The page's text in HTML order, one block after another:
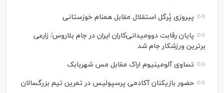
پیروزی پُرگل استقلال مقابل همنام خوزستانی
پایان رقابت دوومیدانی‌کاران ایران در جام بلاروس/ زارعی
برترین ورزشکار جام شد
تساوی آلومینیوم اراک مقابل مس شهربابک
حضور بازیکنان آکادمی پرسپولیس در تمرین تیم بزرگسالان